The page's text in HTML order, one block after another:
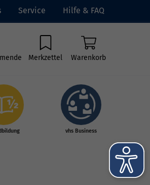
Service Hilfe & FAQ
Merkzettel Warenkorb
vhs Business